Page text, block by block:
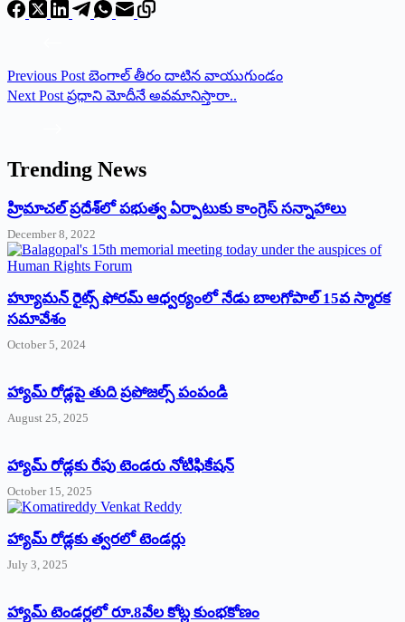
Previous Post బెంగాల్‌ ‌తీరం దాటిన వాయుగుండం
Next Post ప్రధాని మోదీనే అవమానిస్తారా..
Trending News
‌హ్రిమాచల్‌ ‌ప్రదేశ్‌లో పభుత్వ ఏర్పాటుకు కాంగ్రెస్‌ ‌సన్నాహాలు
December 8, 2022
హ్యూమన్‌ రైట్స్‌ ఫోరమ్‌ ఆధ్వర్యంలో నేడు బాలగోపాల్‌ 15వ స్మారక
సమావేశం
October 5, 2024
హ్యామ్‌ రోడ్లపై తుది ప్రపోజల్స్‌ పంపండి
August 25, 2025
హ్యామ్‌ రోడ్లకు రేపు టెండరు నోటిఫికేషన్‌
October 15, 2025
హ్యామ్‌ రోడ్లకు త్వరలో టెండర్లు
July 3, 2025
హ్యామ్‌ ‌టెండర్లలో రూ.8వేల కోట్ల కుంభకోణం